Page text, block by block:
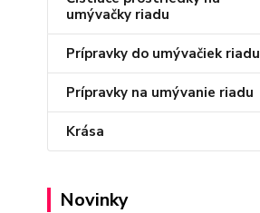
umývačky riadu
Prípravky do umývačiek riadu
Prípravky na umývanie riadu
Krása
Novinky